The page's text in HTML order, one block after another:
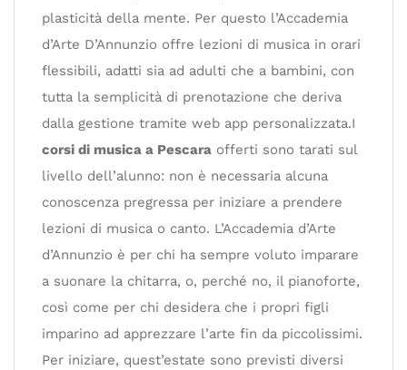
plasticità della mente. Per questo l’Accademia
d’Arte D’Annunzio offre lezioni di musica in orari
flessibili, adatti sia ad adulti che a bambini, con
tutta la semplicità di prenotazione che deriva
dalla gestione tramite web app personalizzata.I
corsi di musica a Pescara offerti sono tarati sul
livello dell’alunno: non è necessaria alcuna
conoscenza pregressa per iniziare a prendere
lezioni di musica o canto. L’Accademia d’Arte
d’Annunzio è per chi ha sempre voluto imparare
a suonare la chitarra, o, perché no, il pianoforte,
così come per chi desidera che i propri figli
imparino ad apprezzare l’arte fin da piccolissimi.
Per iniziare, quest’estate sono previsti diversi